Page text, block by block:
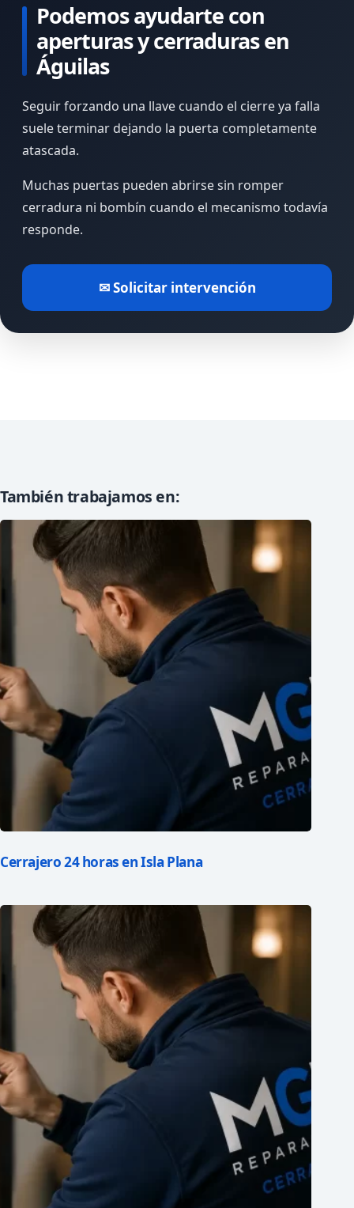
Podemos ayudarte con
aperturas y cerraduras en
Águilas
Seguir forzando una llave cuando el cierre ya falla
suele terminar dejando la puerta completamente
atascada.
Muchas puertas pueden abrirse sin romper
cerradura ni bombín cuando el mecanismo todavía
responde.
✉ Solicitar intervención
También trabajamos en:
Cerrajero 24 horas en Isla Plana